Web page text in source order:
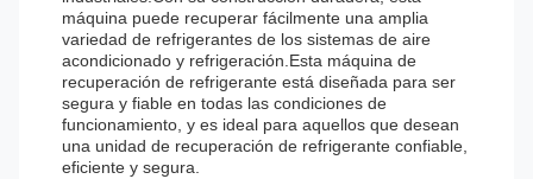
máquina puede recuperar fácilmente una amplia
variedad de refrigerantes de los sistemas de aire
acondicionado y refrigeración.Esta máquina de
recuperación de refrigerante está diseñada para ser
segura y fiable en todas las condiciones de
funcionamiento, y es ideal para aquellos que desean
una unidad de recuperación de refrigerante confiable,
eficiente y segura.